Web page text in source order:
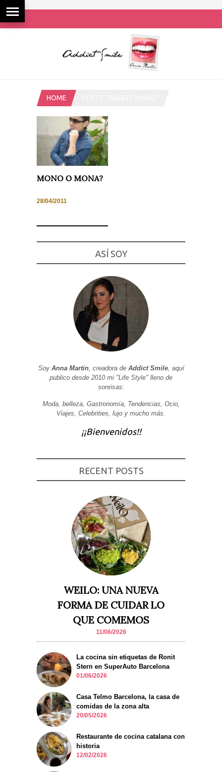
HOME
MONO O MONA?
28/04/2011
ASÍ SOY
Soy Anna Martin, creadora de Addict Smile, aquí
publico desde 2010 mi "Life Style" lleno de
sonrisas:
Moda, belleza, Gastronomía, Tendencias, Ocio,
Viajes, Celebrities, lujo y mucho más.
¡¡Bienvenidos!!
RECENT POSTS
WEILO: UNA NUEVA
FORMA DE CUIDAR LO
QUE COMEMOS
11/06/2026
La cocina sin etiquetas de Ronit
Stern en SuperAuto Barcelona
01/06/2026
Casa Telmo Barcelona, la casa de
comidas de la zona alta
20/05/2026
Restaurante de cocina catalana con
historia
12/02/2026
podamos
de la web, en
Experiencia
funcione lo
comportamiento
personalizados.